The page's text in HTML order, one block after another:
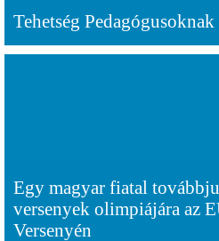
Tehetség Pedagógusoknak
Egy magyar fiatal
versenyek olimpiájára az
Versenyén